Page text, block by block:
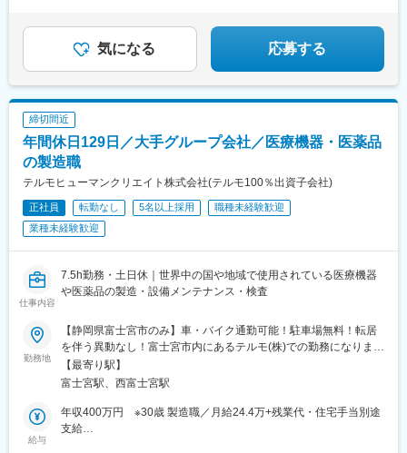
★異業種出身者も多数活躍中
★離職率5％以下の安心環境
気になる 応募する
締切間近
年間休日129日／大手グループ会社／医療機器・医薬品
の製造職
テルモヒューマンクリエイト株式会社(テルモ100％出資子会社)
正社員 転勤なし 5名以上採用
職種未経験歓迎
業種未経験歓迎
仕事内容
7.5h勤務・土日休｜世界中の国や地域で使用されている医療機器
や医薬品の製造・設備メンテナンス・検査
勤務地
【静岡県富士宮市のみ】車・バイク通勤可能！駐車場無料！転居
を伴う異動なし！富士宮市内にあるテルモ(株)での勤務になりま
す。・愛鷹工場（静岡県富士宮市舞々木町150）・富士宮工場
（静岡県富士宮市三園平818）交通アクセス愛鷹工場／最寄り駅
東名高速富士ICより25分／東海道新幹線「新富士駅」より車で40
分※無期雇用派遣（当社の正社員として採用し、親会社で働いてい
【最寄り駅】
富士宮駅、西富士宮駅
給与
年収400万円 ※30歳 製造職／月給24.4万+残業代・住宅手当別途
支給